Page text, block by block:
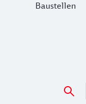
Baustellen